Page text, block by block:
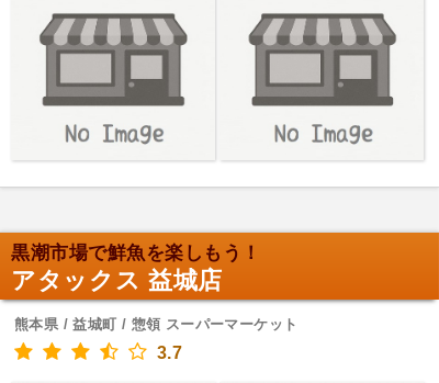
黒潮市場で鮮魚を楽しもう！
アタックス 益城店
熊本県 / 益城町 / 惣領 スーパーマーケット
3.7